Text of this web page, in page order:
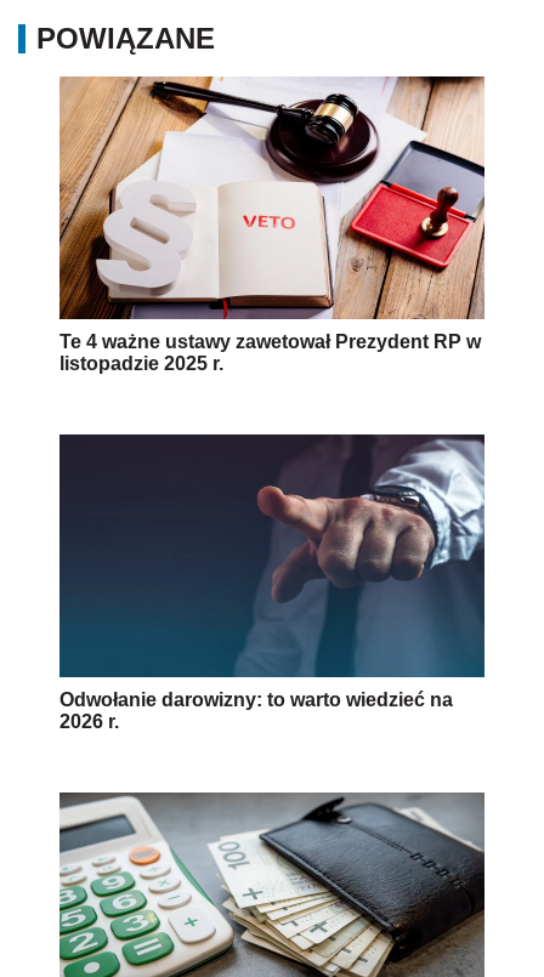
POWIĄZANE
Te 4 ważne ustawy zawetował Prezydent RP w
listopadzie 2025 r.
Odwołanie darowizny: to warto wiedzieć na
2026 r.